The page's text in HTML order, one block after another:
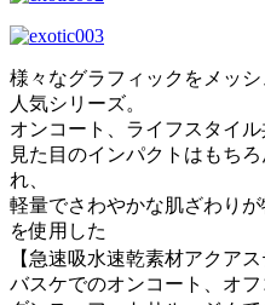
様々なグラフィックをメッ
人気シリーズ。
オンコート、ライフスタイ
見た目のインパクトはもち
れ、
軽量でさわやかな肌ざわり
を使用した
【急速吸水速乾素材アクア
バスケでのオンコート、オフ